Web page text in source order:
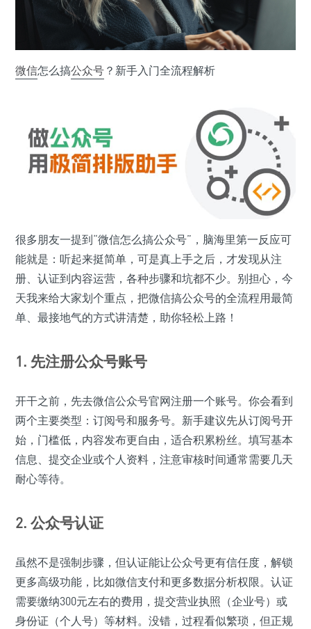
微信怎么搞公众号 ？新手入门全流程解析
很多朋友一提到“微信怎么搞公众号”，脑海里第一反应可
能就是：听起来挺简单，可是真上手之后，才发现从注
册、认证到内容运营，各种步骤和坑都不少。别担心，今
天我来给大家划个重点，把微信搞公众号的全流程用最简
单、最接地气的方式讲清楚，助你轻松上路！
1. 先注册公众号账号
开干之前，先去微信公众号官网注册一个账号。你会看到
两个主要类型：订阅号和服务号。新手建议先从订阅号开
始，门槛低，内容发布更自由，适合积累粉丝。填写基本
信息、提交企业或个人资料，注意审核时间通常需要几天
耐心等待。
2. 公众号认证
虽然不是强制步骤，但认证能让公众号更有信任度，解锁
更多高级功能，比如微信支付和更多数据分析权限。认证
需要缴纳300元左右的费用，提交营业执照（企业号）或
身份证（个人号）等材料。没错，过程看似繁琐，但正规